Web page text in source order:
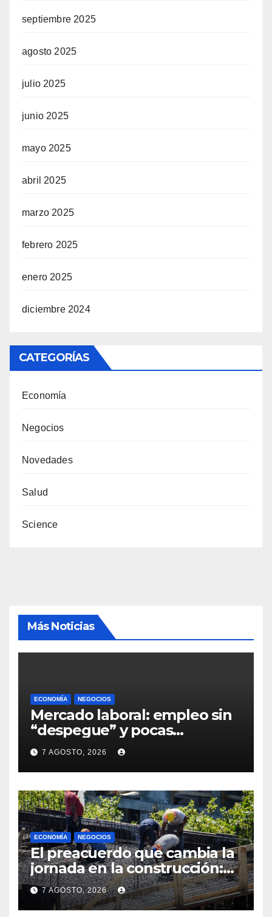
septiembre 2025
agosto 2025
julio 2025
junio 2025
mayo 2025
abril 2025
marzo 2025
febrero 2025
enero 2025
diciembre 2024
CATEGORÍAS
Economía
Negocios
Novedades
Salud
Science
Más Noticias
ECONOMÍA NEGOCIOS
Mercado laboral: empleo sin
“despegue” y pocas
expectativas empresariales
sobre aumento de personal
7 AGOSTO, 2026
ECONOMÍA NEGOCIOS
El preacuerdo que cambia la
jornada en la construcción:
menos horas, subas reales y
convenio hasta 2031
7 AGOSTO, 2026